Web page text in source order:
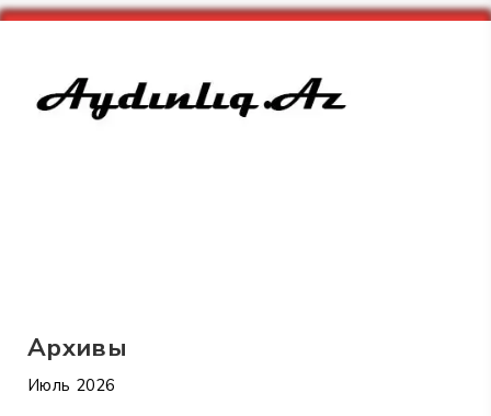
Архивы
Июль 2026